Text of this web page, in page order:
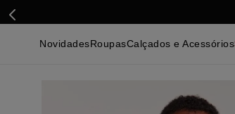
Novidades Roupas
Malhas e Casacos
Calçados e Acessórios
Acessórios
Ver Tudo